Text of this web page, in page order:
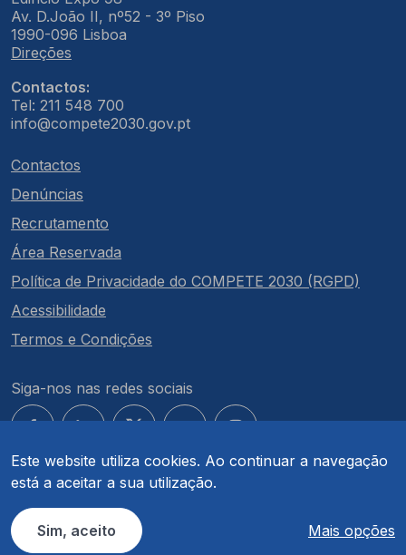
Este website utiliza cookies. Ao continuar a navegação
está a aceitar a sua utilização.
Sim, aceito Mais opções
Av. D.João II, nº52 - 3º Piso
1990-096 Lisboa
Direções
Contactos:
Tel: 211 548 700
info@compete2030.gov.pt
Contactos
Denúncias
Recrutamento
Área Reservada
Política de Privacidade do COMPETE 2030 (RGPD)
Acessibilidade
Termos e Condições
Siga-nos nas redes sociais
© COMPETE 2030. Todos os direitos reservados.